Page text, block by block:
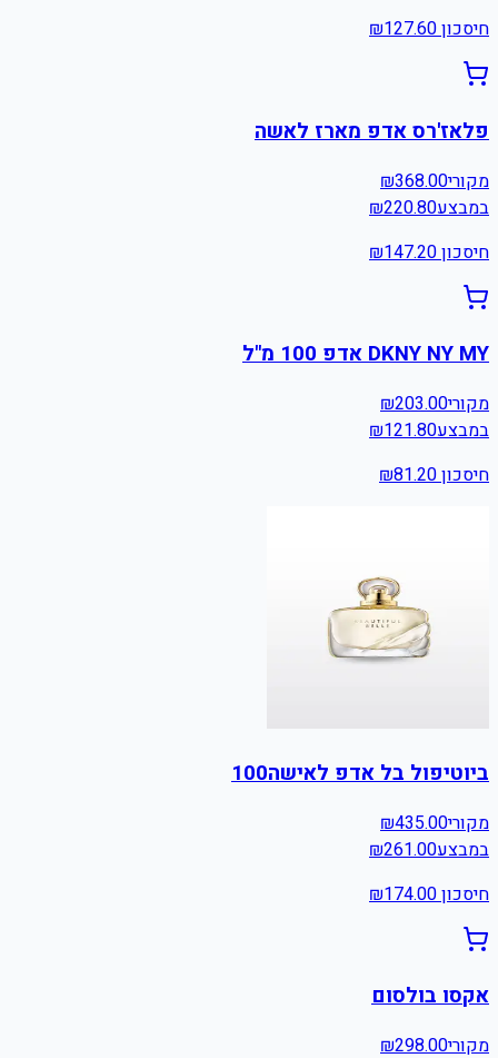
חיסכון ₪127.60
פלאז'רס אדפ מארז לאשה
מקורי ₪368.00
במבצע
₪220.80
חיסכון ₪147.20
DKNY NY MY אדפ 100 מ"ל
מקורי ₪203.00
במבצע
₪121.80
חיסכון ₪81.20
ביוטיפול בל אדפ לאישה100
מקורי ₪435.00
במבצע
₪261.00
חיסכון ₪174.00
אקסו בולסום
מקורי ₪298.00